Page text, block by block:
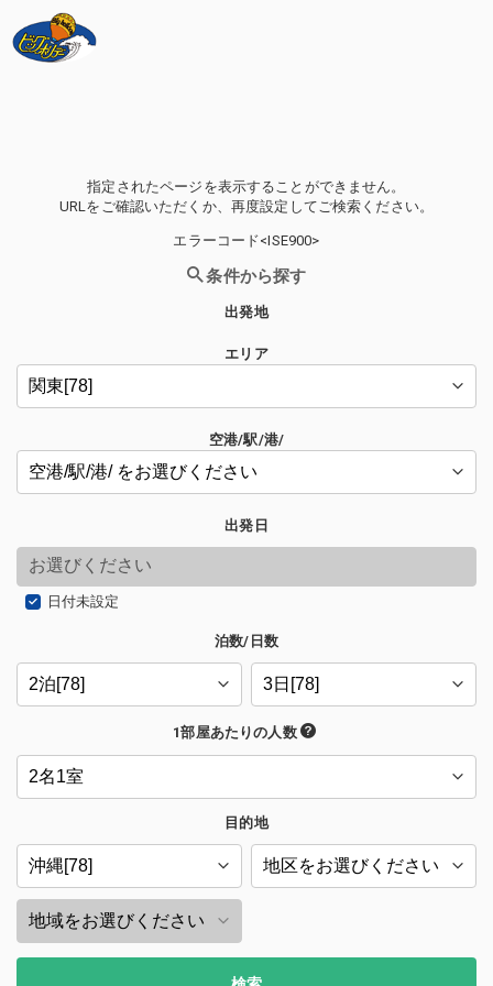
指定されたページを表示することができません。
URLをご確認いただくか、再度設定してご検索ください。
エラーコード<ISE900>
条件から探す
出発地
エリア
空港/駅/港/
出発日
日付未設定
泊数/日数
1部屋あたりの人数
目的地